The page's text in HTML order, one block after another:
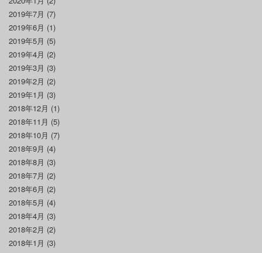
2019年7月 (7)
2019年6月 (1)
2019年5月 (5)
2019年4月 (2)
2019年3月 (3)
2019年2月 (2)
2019年1月 (3)
2018年12月 (1)
2018年11月 (5)
2018年10月 (7)
2018年9月 (4)
2018年8月 (3)
2018年7月 (2)
2018年6月 (2)
2018年5月 (4)
2018年4月 (3)
2018年2月 (2)
2018年1月 (3)